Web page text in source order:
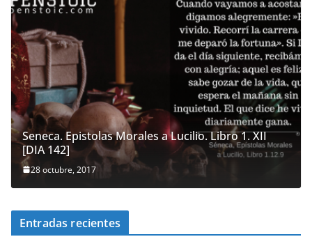
Seneca. Epistolas Morales a Lucilio. Libro 1. XII
[DIA 142]
28 octubre, 2017
Entradas recientes